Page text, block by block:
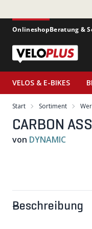
OnlineshopBeratung &
VELOS & E-BIKES
Start Sortiment
CARBON
von DYNAMIC
Beschreibung